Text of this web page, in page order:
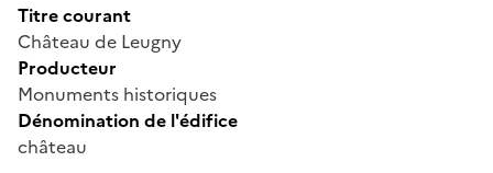
Titre courant
Château de Leugny
Producteur
Monuments historiques
Dénomination de l'édifice
château